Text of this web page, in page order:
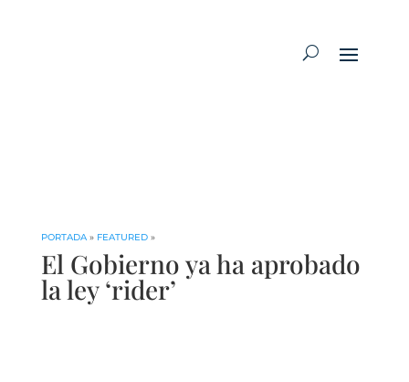
PORTADA» FEATURED»
El Gobierno ya ha aprobado
la ley ‘rider’